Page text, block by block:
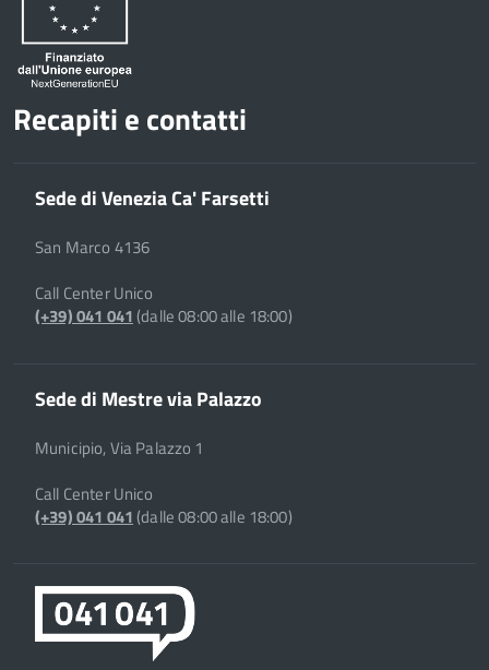
Recapiti e contatti
Sede di Venezia Ca' Farsetti
San Marco 4136
Call Center Unico
(+39) 041 041(dalle 08:00 alle 18:00)
Sede di Mestre via Palazzo
Municipio, Via Palazzo 1
Call Center Unico
(+39) 041 041(dalle 08:00 alle 18:00)